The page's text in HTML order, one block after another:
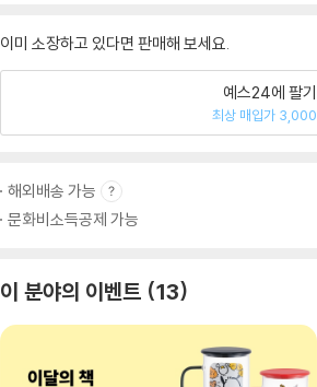
이미 소장하고 있다면 판매해 보세요.
예스24에 팔기
최상 매입가
해외배송 가능
문화비소득공제 가능
이 분야의 이벤트 13